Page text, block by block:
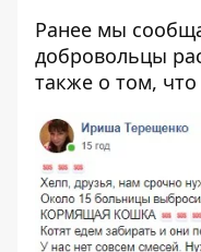
Ранее мы
добровольцы
также о том, что